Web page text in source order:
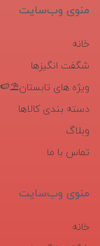
منوی وب‌سایت
خانه
شگفت انگیزها
ویژه های تابستان⛱️🍉
دسته بندی کالاها
وبلاگ
تماس با ما
منوی وب‌سایت
خانه